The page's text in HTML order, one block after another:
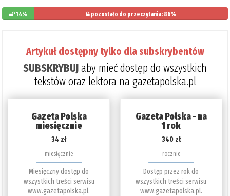
14% pozostało do przeczytania: 86%
Artykuł dostępny tylko dla subskrybentów
SUBSKRYBUJaby mieć dostęp do wszystkich
tekstów oraz lektora na gazetapolska.pl
Gazeta Polska
miesięcznie
34 zł
miesięcznie
Miesięczny dostęp do
wszystkich treści serwisu
www.gazetapolska.pl.
Gazeta Polska - na
1 rok
340 zł
rocznie
Dostęp przez rok do
wszystkich treści serwisu
www.gazetapolska.pl.